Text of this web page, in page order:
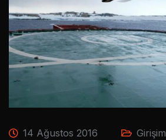
14 Ağustos 2016
Girişim